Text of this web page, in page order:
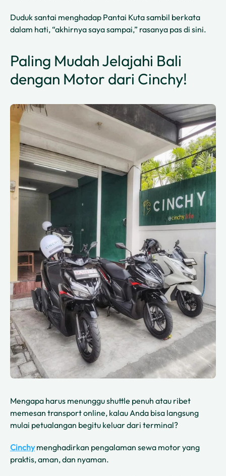
Duduk santai menghadap Pantai Kuta sambil berkata
dalam hati, “akhirnya saya sampai,” rasanya pas di sini.
Paling Mudah Jelajahi Bali
dengan Motor dari Cinchy!
Mengapa harus menunggu shuttle penuh atau ribet
memesan transport online, kalau Anda bisa langsung
mulai petualangan begitu keluar dari terminal?
Cinchy menghadirkan pengalaman sewa motor yang
praktis, aman, dan nyaman.